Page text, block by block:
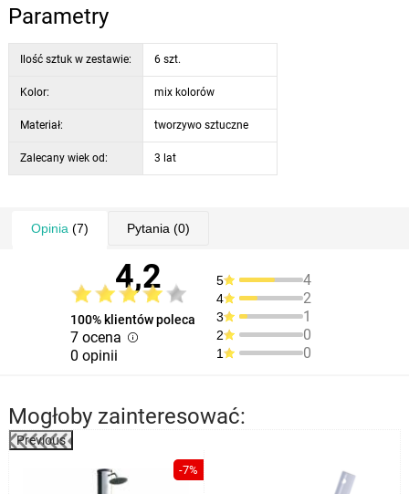
Parametry
Ilość sztuk w zestawie: 6 szt.
Kolor: mix kolorów
Materiał: tworzywo sztuczne
Zalecany wiek od: 3 lat
Opinia (7) Pytania (0)
4,2
100% klientów poleca
7 ocena
0 opinii
5 4
4 2
3 1
2 0
1 0
Mogłoby zainteresować:
Previous
-7%